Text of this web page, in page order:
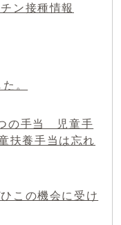
ン接種情報
。
の手当 児童手
扶養手当は忘れ
この機会に受け